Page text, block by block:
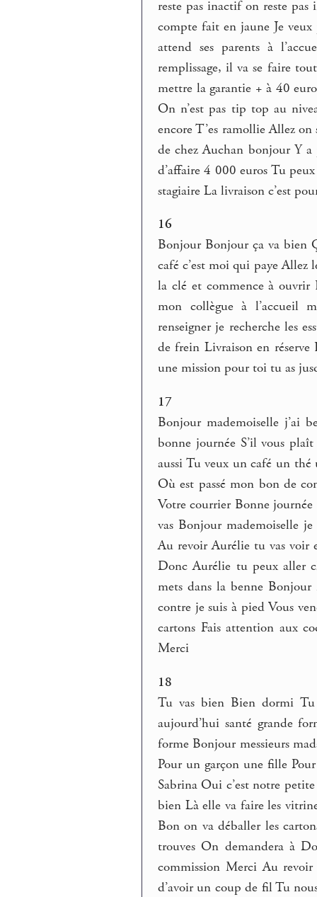
reste pas inactif on reste
compte fait en jaune Je
attend ses parents à
remplissage, il va se faire
mettre la garantie + à 40
On n’est pas tip top au
encore T’es ramollie Allez on
de chez Auchan bonjour Y a
d’affaire 4 000 euros Tu
stagiaire La livraison c’est
16
Bonjour Bonjour ça va bien
café c’est moi qui paye
la clé et commence à ouvrir
mon collègue à l’accueil
renseigner je recherche les
de frein Livraison en
une mission pour toi tu as
17
Bonjour mademoiselle j’ai
bonne journée S’il vous
aussi Tu veux un café un
Où est passé mon bon de
Votre courrier Bonne
vas Bonjour mademoiselle
Au revoir Aurélie tu vas voir
Donc Aurélie tu peux aller
mets dans la benne
contre je suis à pied Vous
cartons Fais attention aux
Merci
18
Tu vas bien Bien dormi
aujourd’hui santé grande
forme Bonjour messieurs
Pour un garçon une fille
Sabrina Oui c’est notre
bien Là elle va faire les
Bon on va déballer les
trouves On demandera à
commission Merci Au
d’avoir un coup de fil Tu